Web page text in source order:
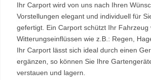
Ihr Carport wird von uns nach Ihren
Vorstellungen elegant und individuell für
gefertigt. Ein Carport schützt Ihr Fahrzeug
Witterungseinflüssen wie z.B.: Regen,
Ihr Carport lässt sich ideal durch einen
ergänzen, so können Sie Ihre
verstauen und lagern.